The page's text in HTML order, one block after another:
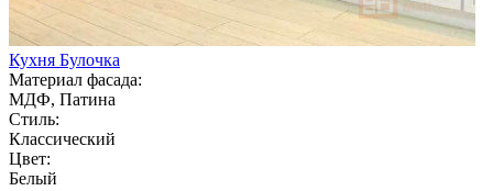
Кухня Булочка
Материал фасада:
МДФ, Патина
Стиль:
Классический
Цвет:
Белый